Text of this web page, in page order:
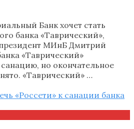
Банк хочет стать
банка «Таврический»,
МИнБ Дмитрий
«Таврический»
но окончательное
«Таврический» …